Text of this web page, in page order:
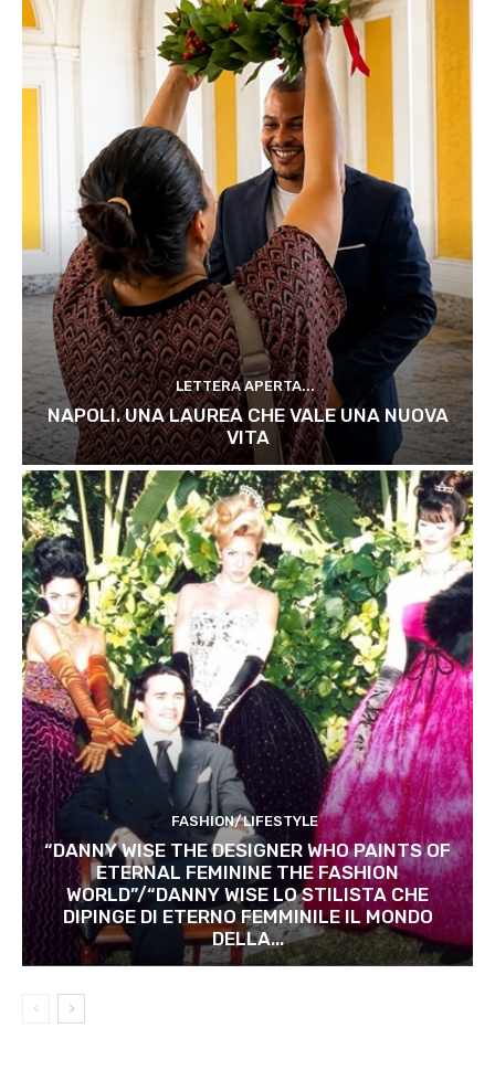
LETTERA APERTA...
NAPOLI. UNA LAUREA CHE VALE UNA NUOVA
VITA
FASHION/LIFESTYLE
“DANNY WISE THE DESIGNER WHO PAINTS OF
ETERNAL FEMININE THE FASHION
WORLD”/“DANNY WISE LO STILISTA CHE
DIPINGE DI ETERNO FEMMINILE IL MONDO
DELLA...